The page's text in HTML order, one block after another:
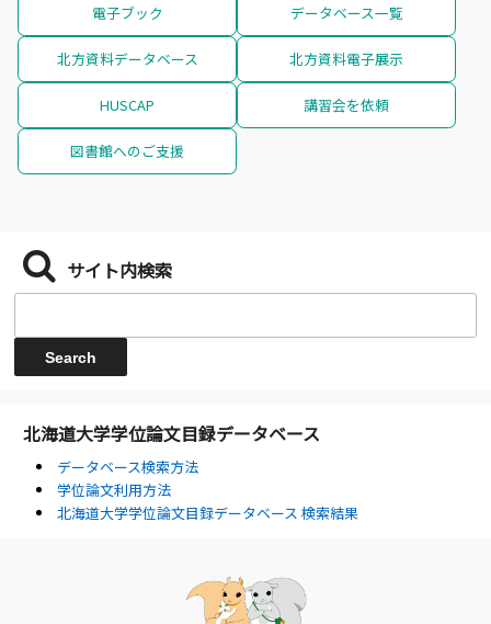
電子ブック データベース一覧
北方資料データベース 北方資料電子展示
HUSCAP 講習会を依頼
図書館へのご支援
サイト内検索
北海道大学学位論文目録データベース
データベース検索方法
学位論文利用方法
北海道大学学位論文目録データベース 検索結果